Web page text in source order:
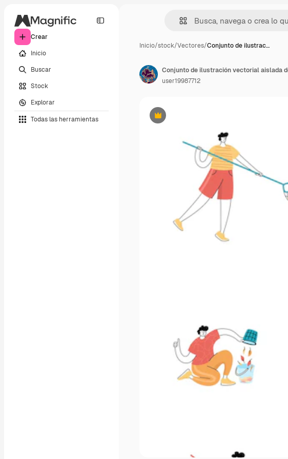
Crear
Inicio
Buscar
Stock
Explorar
Todas las herramientas
Inicio/stock/Vectores/Conjunto de ilustrac…
Premium
user19987712